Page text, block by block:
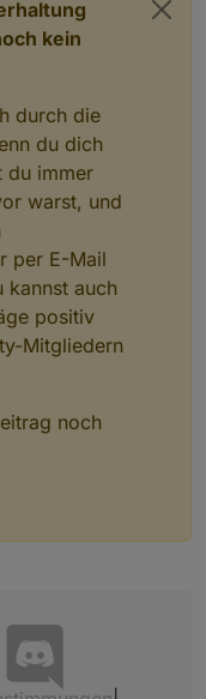
kein
durch die
du dich
du immer
warst, und
per E-Mail
kannst auch
positiv
Mitgliedern
noch